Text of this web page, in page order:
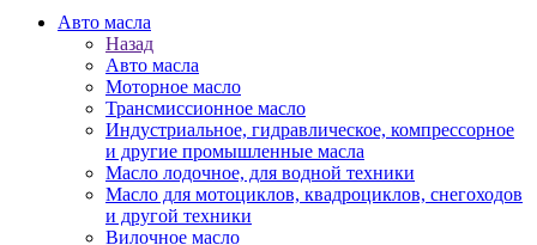
Авто масла
Назад
Авто масла
Моторное масло
Трансмиссионное масло
Индустриальное, гидравлическое, компрессорное
и другие промышленные масла
Масло лодочное, для водной техники
Масло для мотоциклов, квадроциклов, снегоходов
и другой техники
Вилочное масло